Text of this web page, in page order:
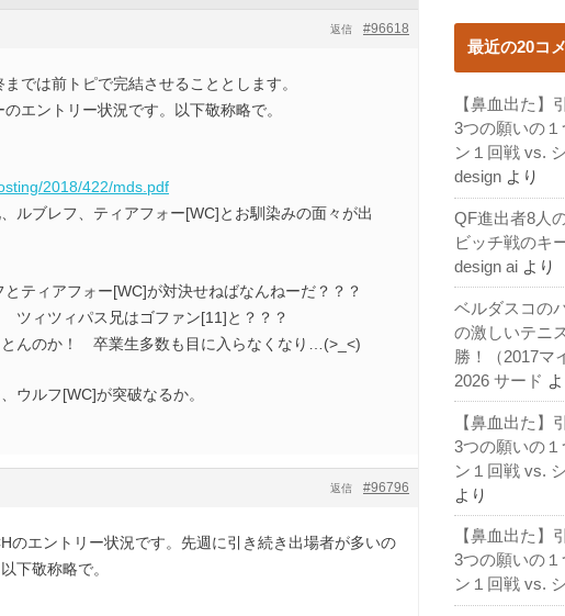
#96618
返信
では前トピで完結させることとします。
エントリー状況です。以下敬称略で。
2018/422/mds.pdf
ルブレフ、ティアフォー[WC]とお馴染みの面々が出
ティアフォー[WC]が対決せねばなんねーだ？？？
ツィツィパス兄はゴファン[11]と？？？
んのか！ 卒業生多数も目に入らなくなり…(>_<)
ウルフ[WC]が突破なるか。
#96796
返信
のエントリー状況です。先週に引き続き出場者が多いの
下敬称略で。
最近の20コ
【鼻血出た】
3つの願いの
ン１回戦 vs.
design より
QF進出者8人
ビッチ戦のキ
design ai より
ベルダスコの
の激しいテニ
勝！（2017マ
2026 サード
【鼻血出た】
3つの願いの
ン１回戦 vs.
より
【鼻血出た】
3つの願いの
ン１回戦 vs.